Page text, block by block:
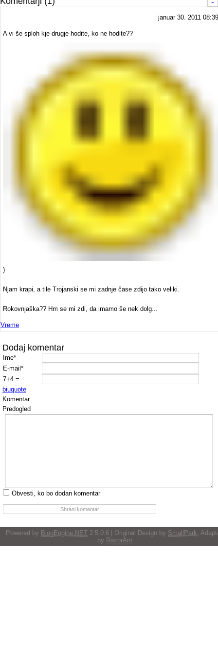
januar 30. 2011 08:39
A vi še sploh kje drugje hodite, ko ne hodite??
)
Njam krapi, a tile Trojanski se mi zadnje čase zdijo tako veliki.
Rokovnjaška?? Hm se mi zdi, da imamo še nek dolg...
Vreme
Dodaj komentar
Ime*
E-mail*
7+4 =
biuquote
Komentar
Predogled
Obvesti, ko bo dodan komentar
Powered by BlogEngine.NET 2.5.0.6 | Original Design by SmallPark,
by RazorAnt